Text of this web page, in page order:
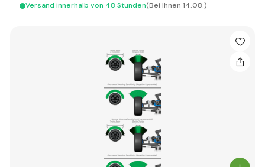
Versand innerhalb von 48 Stunden(Bei Ihnen 14.08.)